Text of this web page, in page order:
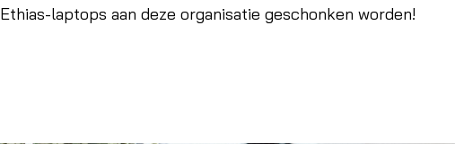
Ethias-laptops aan deze organisatie geschonken worden!